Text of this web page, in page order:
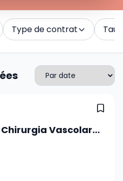
Type de contrat
Infermiere Di Chirurgia Vascolare E Cardiaca